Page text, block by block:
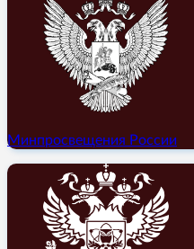
Минпросвещения России